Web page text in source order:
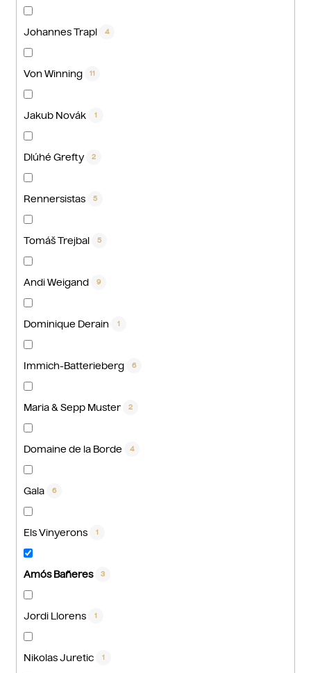
Johannes Trapl 4
Von Winning 11
Jakub Novák 1
Dlúhé Grefty 2
Rennersistas 5
Tomáš Trejbal 5
Andi Weigand 9
Dominique Derain 1
Immich-Batterieberg 6
Maria & Sepp Muster 2
Domaine de la Borde 4
Gala 6
Els Vinyerons 1
Amós Bañeres 3
Jordi Llorens 1
Nikolas Juretic 1